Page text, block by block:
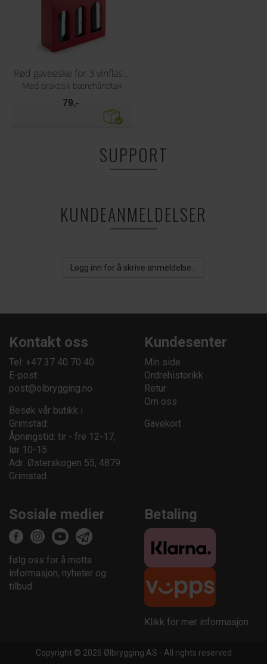
Rød gaveeske for 3 vinflasker
Med praktisk bærehåndtak
79,-
SUPPORT
KUNDEANMELDELSER
Logg inn for å skrive anmeldelse...
Kontakt oss
Tel: +47 37 40 70 40
E-post:
post@olbrygging.no
Besøk vår butikk i
Grimstad:
Åpningstid: tir - fre 12-17,
lør 10-15
Adr: Østerskogen 55, 4879
Grimstad
Kundesenter
Min side
Ordrehistorikk
Retur
Om oss
Gavekort
Sosiale medier
følg oss for å motta
informasjon, nyheter og
tilbud
Betaling
Klikk for mer informasjon
Copyright © 2026 Ølbrygging AS - All rights reserved